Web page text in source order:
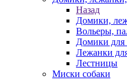
Назад
Домики,
Вольеры,
Домики для
Лежанки
Лестницы
Миски собаки